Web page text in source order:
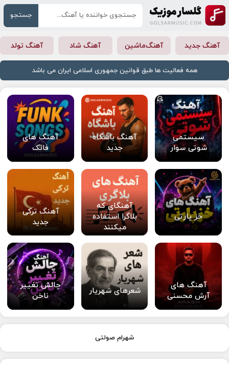
جستجو
آهنگ جدید آهنگ‌ماشین آهنگ شاد آهنگ تولد
همه فعالیت ها طبق قوانین جمهوری اسلامی ایران می باشد
سیستمی
شوتی سوار
آهنگ باشگاه
جدید
آهنگ های
فانک
خز پارتی
آهنگای که
بلاگرا استفاده
میکنند
آهنگ ترکی
جدید
آهنگ های
آرش محسنی
شعرهای شهریار
چالش تغییر
ناخن
شهرام صولتی